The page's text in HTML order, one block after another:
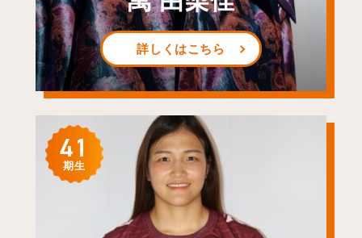
詳しくはこちら
41
期生